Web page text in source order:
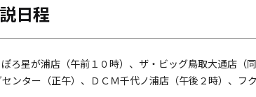
日程
星が浦店（午前１０時）、ザ・ビッグ鳥取大通店（
ンター（正午）、ＤＣＭ千代ノ浦店（午後２時）、フ